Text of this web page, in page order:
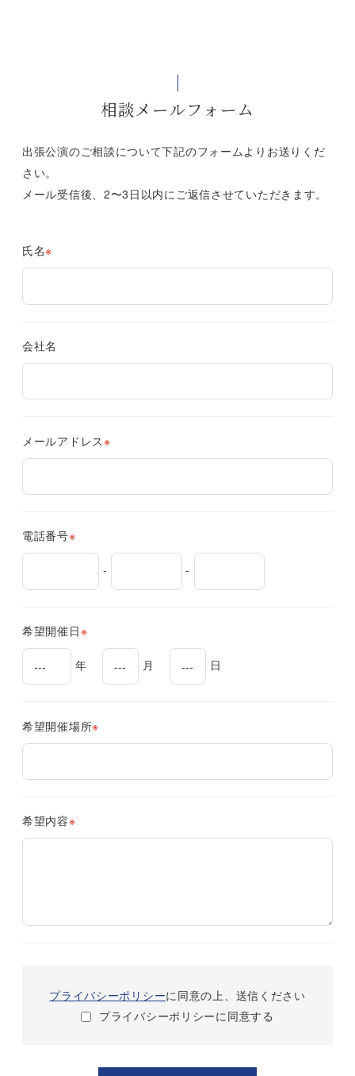
相談メールフォーム
出張公演のご相談について下記のフォームよりお送りくだ
さい。
メール受信後、2〜3日以内にご返信させていただきます。
氏名
会社名
メールアドレス
電話番号
- -
希望開催日
年 月 日
希望開催場所
希望内容
プライバシーポリシーに同意の上、送信ください
プライバシーポリシーに同意する